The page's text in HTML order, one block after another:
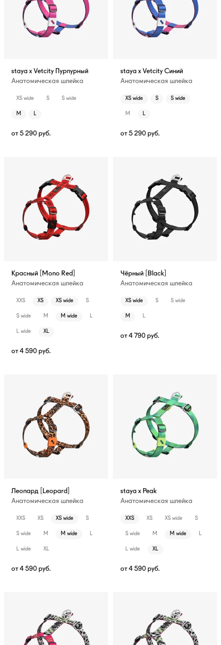
staya x Vetcity Пурпурный
Анатомическая шлейка
XS wide S S wide
M L
от 5 290 руб.
staya x Vetcity Синий
Анатомическая шлейка
XS wide S S wide
M L
от 5 290 руб.
Красный [Mono Red]
Анатомическая шлейка
XXS XS XS wide S
S wide M M wide L
L wide XL
от 4 590 руб.
Чёрный [Black]
Анатомическая шлейка
XS wide S S wide
M L
от 4 790 руб.
Леопард [Leopard]
Анатомическая шлейка
XXS XS XS wide S
S wide M M wide L
L wide XL
от 4 590 руб.
staya x Peak
Анатомическая шлейка
XXS XS XS wide S
S wide M M wide L
L wide XL
от 4 590 руб.